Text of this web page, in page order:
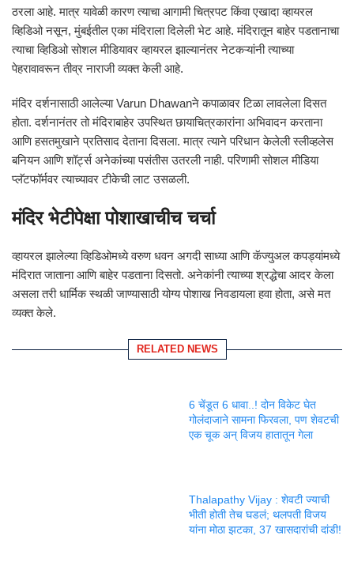
ठरला आहे. मात्र यावेळी कारण त्याचा आगामी चित्रपट किंवा एखादा व्हायरल
व्हिडिओ नसून, मुंबईतील एका मंदिराला दिलेली भेट आहे. मंदिरातून बाहेर पडतानाचा
त्याचा व्हिडिओ सोशल मीडियावर व्हायरल झाल्यानंतर नेटकऱ्यांनी त्याच्या
पेहरावावरून तीव्र नाराजी व्यक्त केली आहे.
मंदिर दर्शनासाठी आलेल्याVarun Dhawanने कपाळावर टिळा लावलेला दिसत
होता. दर्शनानंतर तो मंदिराबाहेर उपस्थित छायाचित्रकारांना अभिवादन करताना
आणि हसतमुखाने प्रतिसाद देताना दिसला. मात्र त्याने परिधान केलेली स्लीव्हलेस
बनियन आणि शॉर्ट्स अनेकांच्या पसंतीस उतरली नाही. परिणामी सोशल मीडिया
प्लॅटफॉर्मवर त्याच्यावर टीकेची लाट उसळली.
मंदिर भेटीपेक्षा पोशाखाचीच चर्चा
व्हायरल झालेल्या व्हिडिओमध्ये वरुण धवन अगदी साध्या आणि कॅज्युअल कपड्यांमध्ये
मंदिरात जाताना आणि बाहेर पडताना दिसतो. अनेकांनी त्याच्या श्रद्धेचा आदर केला
असला तरी धार्मिक स्थळी जाण्यासाठी योग्य पोशाख निवडायला हवा होता, असे मत
व्यक्त केले.
RELATED NEWS
6 चेंडूत 6 धावा..! दोन विकेट घेत
गोलंदाजाने सामना फिरवला, पण शेवटची
एक चूक अन् विजय हातातून गेला
Thalapathy Vijay : शेवटी ज्याची
भीती होती तेच घडलं; थलपती विजय
यांना मोठा झटका, 37 खासदारांची दांडी!